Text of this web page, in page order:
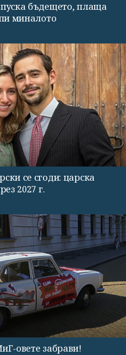
бъдещето, плаща
миналото
се сгоди: царска
2027 г.
овете забрави!